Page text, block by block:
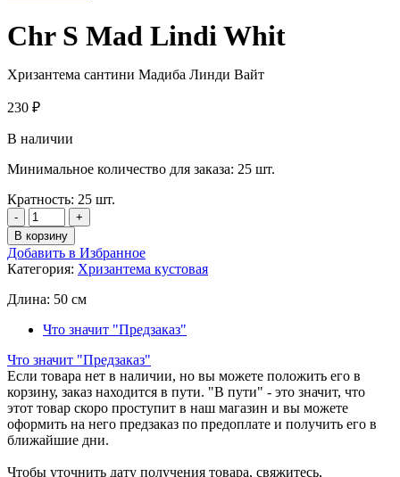
Chr S Mad Lindi Whit
Хризантема сантини Мадиба Линди Вайт
230 ₽
В наличии
Минимальное количество для заказа: 25 шт.
Кратность: 25 шт.
Количество
товара
Chr
S
Mad
Lindi
В корзину
Добавить в Избранное
Категория: Хризантема кустовая
Длина: 50 см
Что значит "Предзаказ"
Что значит "Предзаказ"
Если товара нет в наличии, но вы можете положить его в
корзину, заказ находится в пути. "В пути" - это значит, что
этот товар скоро проступит в наш магазин и вы можете
оформить на него предзаказ по предоплате и получить его в
ближайшие дни.
Чтобы уточнить дату получения товара, свяжитесь,